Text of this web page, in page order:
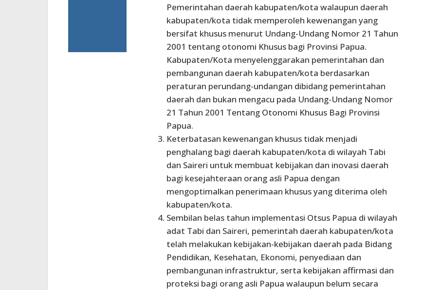
Pemerintahan daerah kabupaten/kota walaupun daerah
kabupaten/kota tidak memperoleh kewenangan yang
bersifat khusus menurut Undang-Undang Nomor 21 Tahun
2001 tentang otonomi Khusus bagi Provinsi Papua.
Kabupaten/Kota menyelenggarakan pemerintahan dan
pembangunan daerah kabupaten/kota berdasarkan
peraturan perundang-undangan dibidang pemerintahan
daerah dan bukan mengacu pada Undang-Undang Nomor
21 Tahun 2001 Tentang Otonomi Khusus Bagi Provinsi
Papua.
Keterbatasan kewenangan khusus tidak menjadi
penghalang bagi daerah kabupaten/kota di wilayah Tabi
dan Saireri untuk membuat kebijakan dan inovasi daerah
bagi kesejahteraan orang asli Papua dengan
mengoptimalkan penerimaan khusus yang diterima oleh
kabupaten/kota.
Sembilan belas tahun implementasi Otsus Papua di wilayah
adat Tabi dan Saireri, pemerintah daerah kabupaten/kota
telah melakukan kebijakan-kebijakan daerah pada Bidang
Pendidikan, Kesehatan, Ekonomi, penyediaan dan
pembangunan infrastruktur, serta kebijakan affirmasi dan
proteksi bagi orang asli Papua walaupun belum secara